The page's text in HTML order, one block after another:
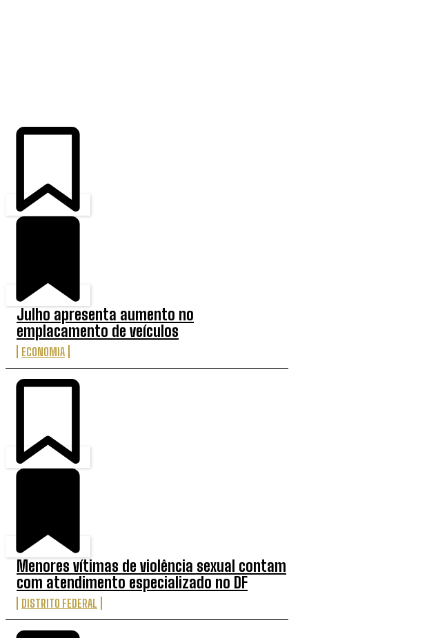
Julho apresenta aumento no
emplacamento de veículos
ECONOMIA
Menores vítimas de violência sexual contam
com atendimento especializado no DF
DISTRITO FEDERAL